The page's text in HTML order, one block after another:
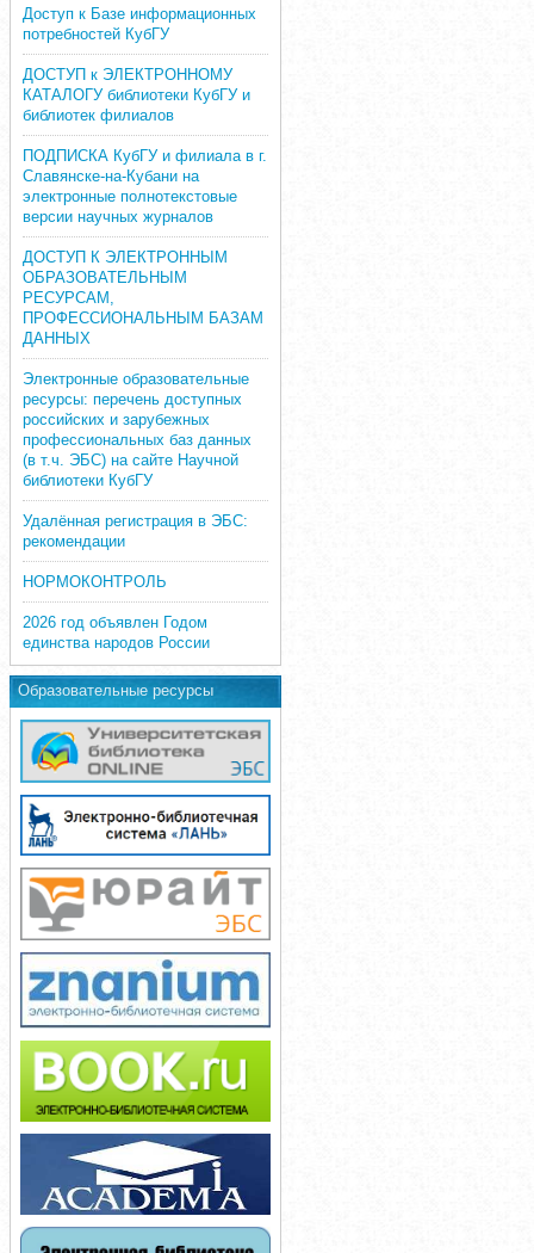
Доступ к Базе информационных
потребностей КубГУ
ДОСТУП к ЭЛЕКТРОННОМУ
КАТАЛОГУ библиотеки КубГУ и
библиотек филиалов
ПОДПИСКА КубГУ и филиала в г.
Славянске-на-Кубани на
электронные полнотекстовые
версии научных журналов
ДОСТУП К ЭЛЕКТРОННЫМ
ОБРАЗОВАТЕЛЬНЫМ
РЕСУРСАМ,
ПРОФЕССИОНАЛЬНЫМ БАЗАМ
ДАННЫХ
Электронные образовательные
ресурсы: перечень доступных
российских и зарубежных
профессиональных баз данных
(в т.ч. ЭБС) на сайте Научной
библиотеки КубГУ
Удалённая регистрация в ЭБС:
рекомендации
НОРМОКОНТРОЛЬ
2026 год объявлен Годом
единства народов России
Образовательные ресурсы